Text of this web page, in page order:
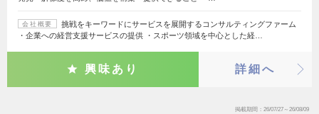
会社概要
挑戦をキーワードにサービスを展開するコンサルティングファーム
・企業への経営支援サービスの提供 ・スポーツ領域を中心とした経…
興味あり 詳細へ
掲載期間 26/07/27～26/08/09